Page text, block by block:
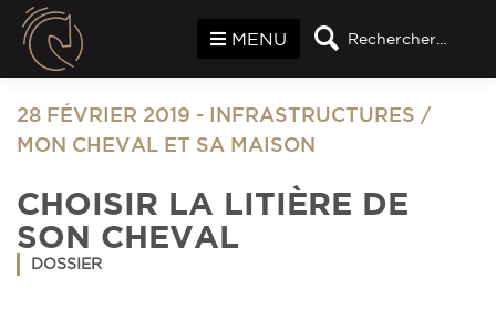
Rechercher...
MENU
28 FÉVRIER 2019 - INFRASTRUCTURES /
MON CHEVAL ET SA MAISON
CHOISIR LA LITIÈRE DE
SON CHEVAL
DOSSIER
Panneau de gestion des cookies